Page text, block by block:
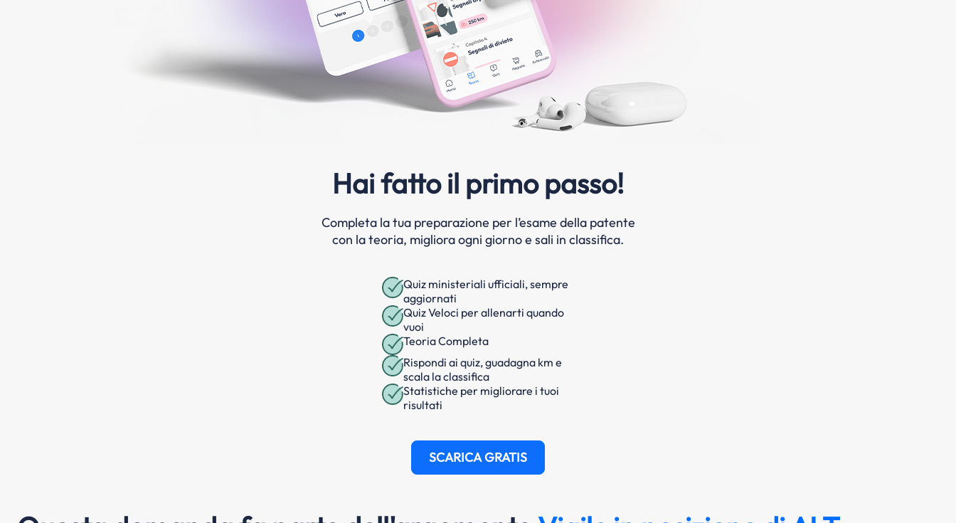
Hai fatto il primo passo!
Completa la tua preparazione per l’esame della patente
con la teoria, migliora ogni giorno e sali in classifica.
Quiz ministeriali ufficiali, sempre
aggiornati
Quiz Veloci per allenarti quando
vuoi
Teoria Completa
Rispondi ai quiz, guadagna km e
scala la classifica
Statistiche per migliorare i tuoi
risultati
SCARICA GRATIS